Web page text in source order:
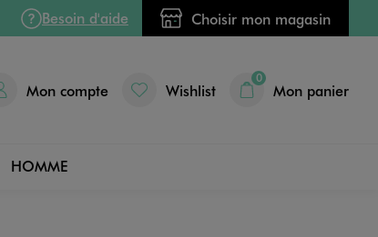
Besoin d'aide Choisir mon magasin
Mon compte Wishlist
0
Mon panier
HOMME